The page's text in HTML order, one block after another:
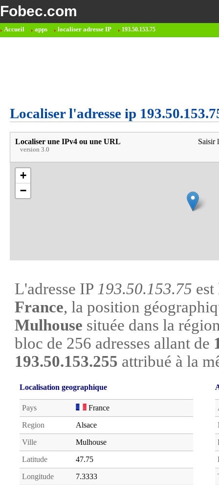
Fobec.com
Accueil apps localiser adresse IP 193.50.153.75
Localiser l'adresse ip
Localiser une IPv4 ou une URL
version 3.0
Saisir
+
−
L'adresse IP 193.50.153.75
France, la position
Mulhouse située dans la
bloc de 256 adresses allant de
193.50.153.255 attribué à la
Localisation geographique
Pays France
Region Alsace
Ville Mulhouse
Latitude 47.75
Longitude 7.3333